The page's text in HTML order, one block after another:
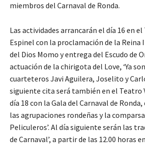
miembros del Carnaval de Ronda.
Las actividades arrancarán el día 16 en
Espinel con la proclamación de la
del Dios Momo y entrega del Escudo de
actuación de la chirigota del Love, ‘Ya son
cuarteteros Javi Aguilera, Joselito y
siguiente cita será también en el Teatro
día 18 con la Gala del Carnaval de
las agrupaciones rondeñas y la
Peliculeros’. Al día siguiente serán las
de Carnaval’, a partir de las 12.00 horas